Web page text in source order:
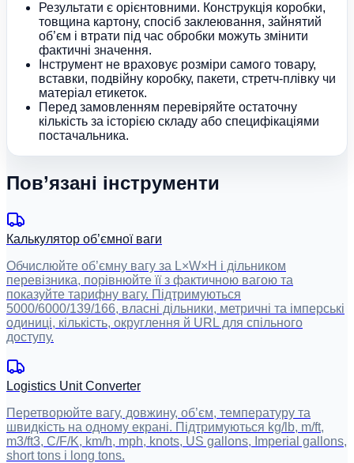
Результати є орієнтовними. Конструкція коробки,
товщина картону, спосіб заклеювання, зайнятий
об’єм і втрати під час обробки можуть змінити
фактичні значення.
Інструмент не враховує розміри самого товару,
вставки, подвійну коробку, пакети, стретч-плівку чи
матеріал етикеток.
Перед замовленням перевіряйте остаточну
кількість за історією складу або специфікаціями
постачальника.
Пов’язані інструменти
Калькулятор об’ємної ваги
Обчислюйте об’ємну вагу за L×W×H і дільником
перевізника, порівнюйте її з фактичною вагою та
показуйте тарифну вагу. Підтримуються
5000/6000/139/166, власні дільники, метричні та імперські
одиниці, кількість, округлення й URL для спільного
доступу.
Logistics Unit Converter
Перетворюйте вагу, довжину, об’єм, температуру та
швидкість на одному екрані. Підтримуються kg/lb, m/ft,
m3/ft3, C/F/K, km/h, mph, knots, US gallons, Imperial gallons,
short tons і long tons.